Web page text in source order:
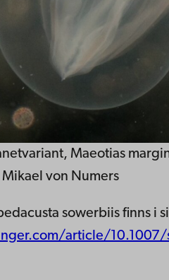
Maeotias
von Numers
sowerbiis finns i
article/10.1007/